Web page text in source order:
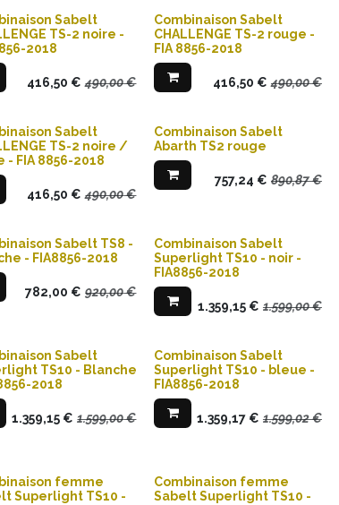
Sabelt
TS-2 noire -
2018
416,50 € 490,00€
Combinaison Sabelt
CHALLENGE TS-2 rouge -
FIA 8856-2018
416,50 € 490,00€
Sabelt
TS-2 noire /
- FIA 8856-2018
416,50 € 490,00€
Combinaison Sabelt
Abarth TS2 rouge
757,24 € 890,87€
Sabelt TS8 -
- FIA8856-2018
782,00 € 920,00€
Combinaison Sabelt
Superlight TS10 - noir -
FIA8856-2018
1.359,15€ 1.599,00€
Sabelt
TS10 - Blanche
2018
1.359,15 € 1.599,00€
Combinaison Sabelt
Superlight TS10 - bleue -
FIA8856-2018
1.359,17€ 1.599,02€
femme
Superlight TS10 -
Combinaison femme
Sabelt Superlight TS10 -